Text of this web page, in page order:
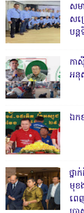
សម
សម្
បន្
កា
អនុ
ឯក
ថ្ន
មុខ
ពេ